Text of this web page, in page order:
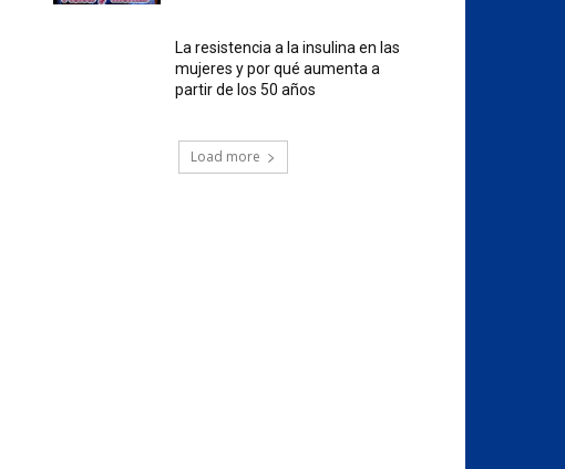
La resistencia a la insulina en las
mujeres y por qué aumenta a
partir de los 50 años
Load more